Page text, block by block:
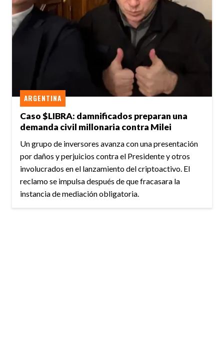
Caso $LIBRA: damnificados preparan una
demanda civil millonaria contra Milei
ARGENTINA
Un grupo de inversores avanza con una presentación
por daños y perjuicios contra el Presidente y otros
involucrados en el lanzamiento del criptoactivo. El
reclamo se impulsa después de que fracasara la
instancia de mediación obligatoria.